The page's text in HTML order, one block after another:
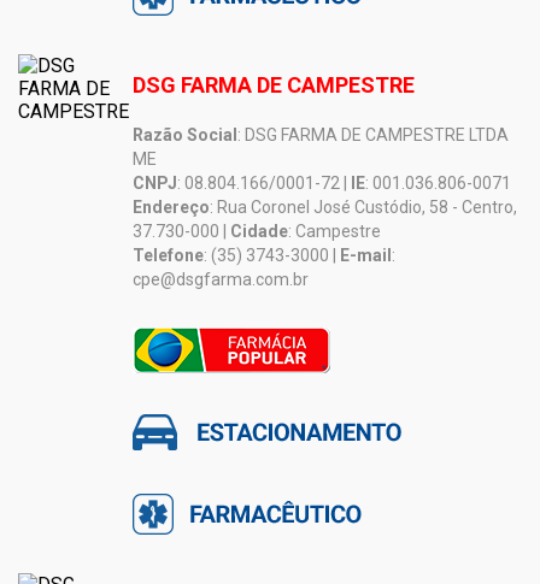
DSG FARMA DE CAMPESTRE
Razão Social : DSG FARMA DE CAMPESTRE LTDA
ME
CNPJ: 08.804.166/0001-72 | IE: 001.036.806-0071
Endereço: Rua Coronel José Custódio, 58 - Centro,
37.730-000 | Cidade: Campestre
Telefone: (35) 3743-3000 | E-mail :
cpe@dsgfarma.com.br